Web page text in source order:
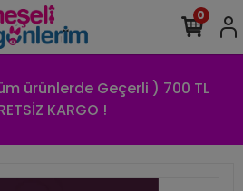
ürünlerde Geçerli ) 700 TL
KARGO !
0